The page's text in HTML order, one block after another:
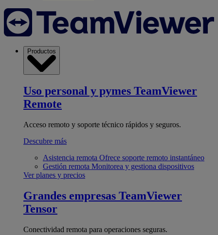
Productos
Uso personal y pymes TeamViewer
Remote
Acceso remoto y soporte técnico rápidos y seguros.
Descubre más
Asistencia remota Ofrece soporte remoto instantáneo
Gestión remota Monitorea y gestiona dispositivos
Ver planes y precios
Grandes empresas TeamViewer
Tensor
Conectividad remota para operaciones seguras.